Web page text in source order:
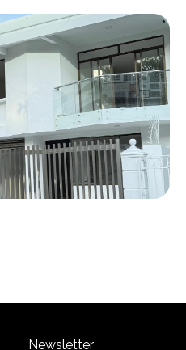
Newsletter